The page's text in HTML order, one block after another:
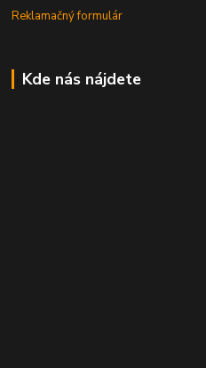
Reklamačný formulár
Kde nás nájdete